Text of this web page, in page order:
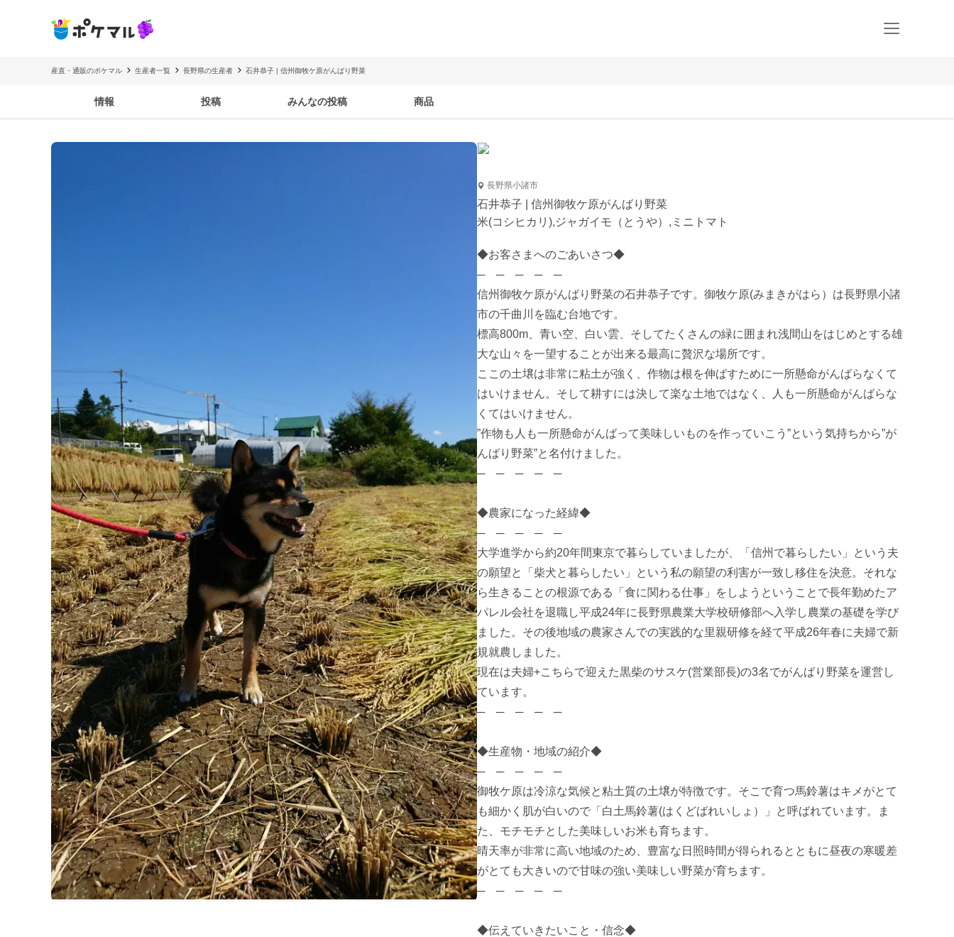
産直・通販のポケマル 生産者一覧 長野県の生産者 石井恭子 | 信州御牧ケ原がんばり野菜
情報 投稿 みんなの投稿 商品
長野県小諸市
石井恭子 | 信州御牧ケ原がんばり野菜
米(コシヒカリ),ジャガイモ（とうや）,ミニトマト
◆お客さまへのごあいさつ◆
─　─　─　─　─
信州御牧ケ原がんばり野菜の石井恭子です。御牧ケ原(みまきがはら）は長野県小諸
市の千曲川を臨む台地です。
標高800m、青い空、白い雲、そしてたくさんの緑に囲まれ浅間山をはじめとする雄
大な山々を一望することが出来る最高に贅沢な場所です。
ここの土壌は非常に粘土が強く、作物は根を伸ばすために一所懸命がんばらなくて
はいけません。そして耕すには決して楽な土地ではなく、人も一所懸命がんばらな
くてはいけません。
”作物も人も一所懸命がんばって美味しいものを作っていこう”という気持ちから”が
んばり野菜”と名付けました。
─　─　─　─　─
◆農家になった経緯◆
─　─　─　─　─
大学進学から約20年間東京で暮らしていましたが、「信州で暮らしたい」という夫
の願望と「柴犬と暮らしたい」という私の願望の利害が一致し移住を決意。それな
ら生きることの根源である「食に関わる仕事」をしようということで長年勤めたア
パレル会社を退職し平成24年に長野県農業大学校研修部へ入学し農業の基礎を学び
ました。その後地域の農家さんでの実践的な里親研修を経て平成26年春に夫婦で新
規就農しました。
現在は夫婦+こちらで迎えた黒柴のサスケ(営業部長)の3名でがんばり野菜を運営し
ています。
─　─　─　─　─
◆生産物・地域の紹介◆
─　─　─　─　─
御牧ケ原は冷涼な気候と粘土質の土壌が特徴です。そこで育つ馬鈴薯はキメがとて
も細かく肌が白いので「白土馬鈴薯(はくどばれいしょ）」と呼ばれています。ま
た、モチモチとした美味しいお米も育ちます。
晴天率が非常に高い地域のため、豊富な日照時間が得られるとともに昼夜の寒暖差
がとても大きいので甘味の強い美味しい野菜が育ちます。
─　─　─　─　─
◆伝えていきたいこと・信念◆